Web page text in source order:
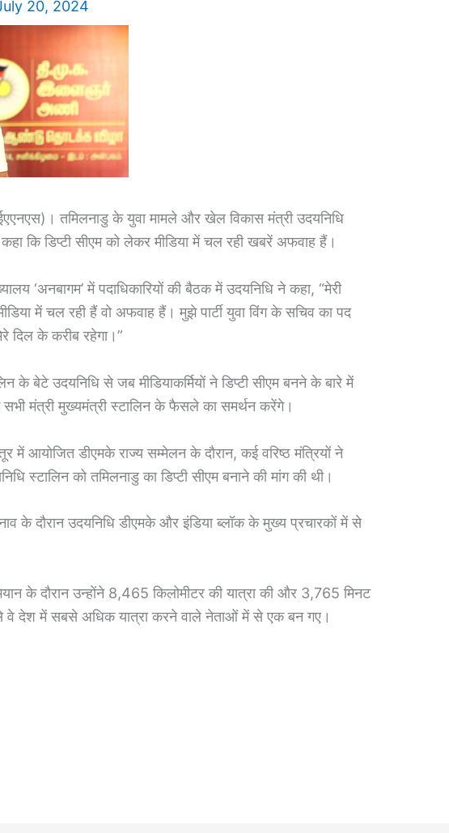
20, 2024
तमिलनाडु के युवा मामले और खेल विकास मंत्री उदयनिधि
कि डिप्टी सीएम को लेकर मीडिया में चल रही खबरें अफवाह हैं।
‘अनबागम’ में पदाधिकारियों की बैठक में उदयनिधि ने कहा, “मेरी
में चल रही हैं वो अफवाह हैं। मुझे पार्टी युवा विंग के सचिव का पद
दिल के करीब रहेगा।”
के बेटे उदयनिधि से जब मीडियाकर्मियों ने डिप्टी सीएम बनने के बारे में
सभी मंत्री मुख्यमंत्री स्टालिन के फैसले का समर्थन करेंगे।
में आयोजित डीएमके राज्य सम्मेलन के दौरान, कई वरिष्ठ मंत्रियों ने
स्टालिन को तमिलनाडु का डिप्टी सीएम बनाने की मांग की थी।
के दौरान उदयनिधि डीएमके और इंडिया ब्लॉक के मुख्य प्रचारकों में से
के दौरान उन्होंने 8,465 किलोमीटर की यात्रा की और 3,765 मिनट
वे देश में सबसे अधिक यात्रा करने वाले नेताओं में से एक बन गए।